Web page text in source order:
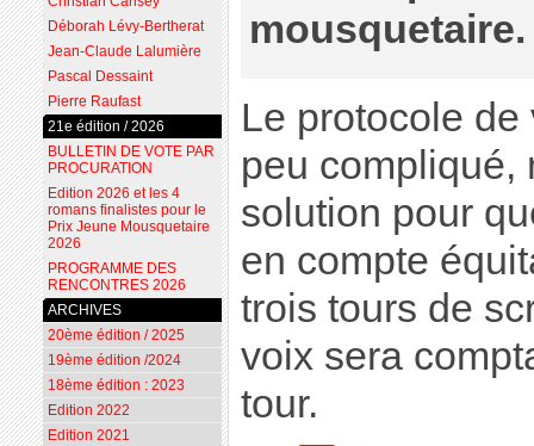
mousquetaire.
Le protocole
peu compliqué,
solution pour
en compte
trois tours de
voix sera
tour.
Déborah Lévy-Bertherat
Jean-Claude Lalumière
Pascal Dessaint
Pierre Raufast
21e édition / 2026
BULLETIN DE VOTE PAR
PROCURATION
Edition 2026 et les 4
romans finalistes pour le
Prix Jeune Mousquetaire
2026
PROGRAMME DES
RENCONTRES 2026
ARCHIVES
20ème édition / 2025
19ème édition /2024
18ème édition : 2023
Edition 2022
Edition 2021